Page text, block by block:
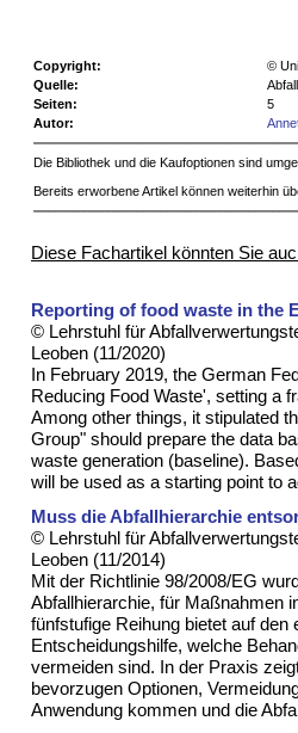
Copyright:
©
Quelle:
Seiten:
5
Autor:
Die Bibliothek und die Kaufoptionen sind
Bereits erworbene Artikel können weiterhin
Diese Fachartikel könnten Sie
Reporting of food waste in the
© Lehrstuhl für
Leoben (11/2020)
In February 2019, the German
Reducing Food Waste', setting a
Among other things, it stipulated
Group" should prepare the data
waste generation (baseline).
will be used as a starting point to
Muss die Abfallhierarchie
© Lehrstuhl für
Leoben (11/2014)
Mit der Richtlinie 98/2008/EG
Abfallhierarchie, für Maßnahmen
fünfstufige Reihung bietet auf
Entscheidungshilfe, welche
vermeiden sind. In der Praxis
bevorzugen Optionen,
Anwendung kommen und die